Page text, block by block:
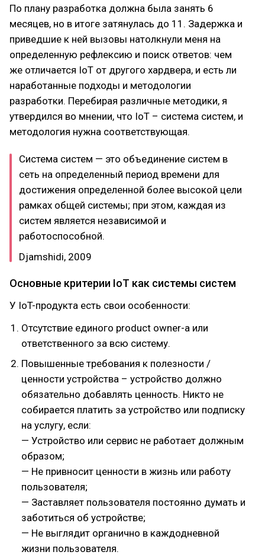
По плану разработка должна была занять 6
месяцев, но в итоге затянулась до 11. Задержка и
приведшие к ней вызовы натолкнули меня на
определенную рефлексию и поиск ответов: чем
же отличается IoT от другого хардвера, и есть ли
наработанные подходы и методологии
разработки. Перебирая различные методики, я
утвердился во мнении, что IoT – система систем, и
методология нужна соответствующая.
Система систем — это объединение систем в
сеть на определенный период времени для
достижения определенной более высокой цели
рамках общей системы; при этом, каждая из
систем является независимой и
работоспособной.
Djamshidi, 2009
Основные критерии IoT как системы систем
У IoT-продукта есть свои особенности:
Отсутствие единого product owner-a или
ответственного за всю систему.
Повышенные требования к полезности /
ценности устройства – устройство должно
обязательно добавлять ценность. Никто не
собирается платить за устройство или подписку
на услугу, если:
— Устройство или сервис не работает должным
образом;
— Не привносит ценности в жизнь или работу
пользователя;
— Заставляет пользователя постоянно думать и
заботиться об устройстве;
— Не выглядит органично в каждодневной
жизни пользователя.